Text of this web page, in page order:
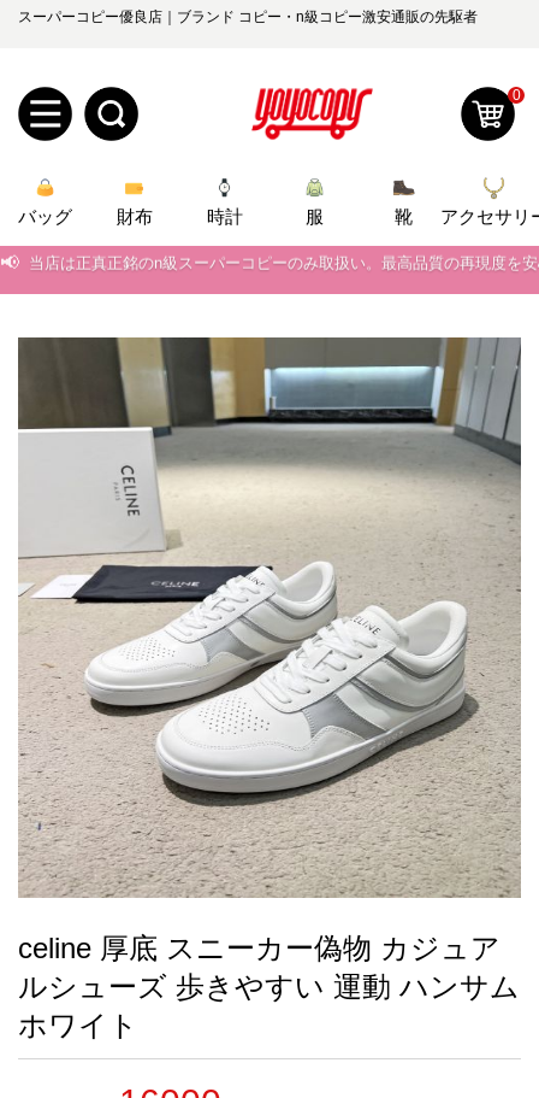
スーパーコピー優良店｜ブランド コピー・n級コピー激安通販の先駆者
規
ユ
ー
ロ
グ
ー
理
ら
yoyocopys@gmail.com
2026人気特集
バッグ
財布
時計
服
ズボン
衣装セット
靴
住まい用品
アクセサリー
ベルト
スカーフ
アイフォーンケ
ース
小物
最
新
製
品
す
め
商
0
バッグ 財布 時計 服 靴 アクセサリ
当店は正真正銘のn級スーパーコピーのみ取扱い。最高品質の再現度を
当店は正真正銘のn級スーパーコピーのみ取扱い。最高品質の再現度を
2026春の新作続々更新中！期間中のご注文でお得な割引をご利用いただ
新作入荷！ルイ・ヴィトンスーパーコピー バッグ最新モデルが登場。
celine 厚底 スニーカー偽物 カジュア
ルシューズ 歩きやすい 運動 ハンサム
ホワイト